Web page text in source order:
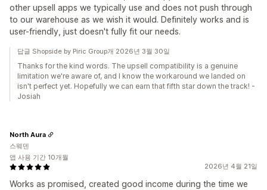
other upsell apps we typically use and does not push through
to our warehouse as we wish it would. Definitely works and is
user-friendly, just doesn't fully fit our needs.
답글 Shopside by Piric Group개 2026년 3월 30일
Thanks for the kind words. The upsell compatibility is a genuine
limitation we're aware of, and I know the workaround we landed on
isn't perfect yet. Hopefully we can earn that fifth star down the track! -
Josiah
2026년 4월 21일
Works as promised, created good income during the time we
North Aura
스웨덴
앱 사용 기간 10개월